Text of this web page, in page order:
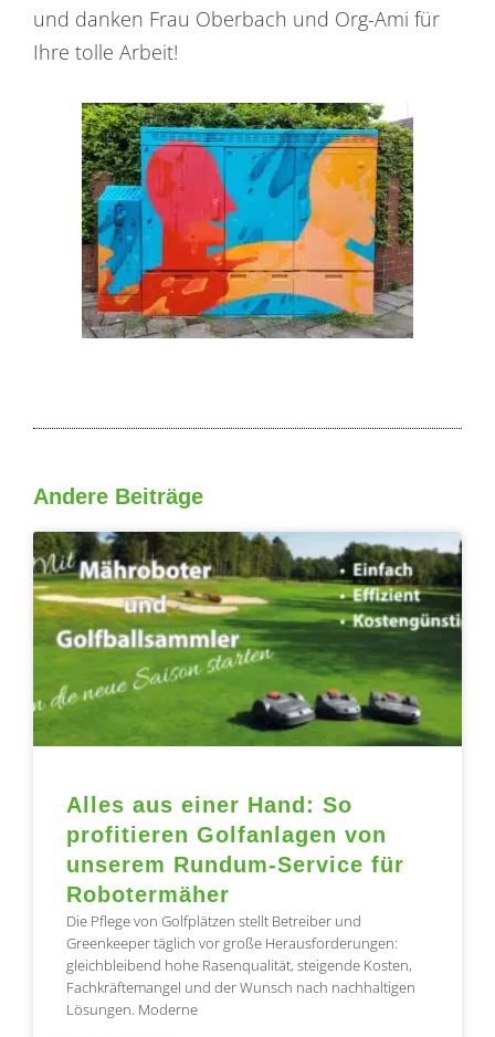
und danken Frau Oberbach und Org-Ami für
Ihre tolle Arbeit!
Andere Beiträge
Alles aus einer Hand: So
profitieren Golfanlagen von
unserem Rundum-Service für
Robotermäher
Die Pflege von Golfplätzen stellt Betreiber und
Greenkeeper täglich vor große Herausforderungen:
gleichbleibend hohe Rasenqualität, steigende Kosten,
Fachkräftemangel und der Wunsch nach nachhaltigen
Lösungen. Moderne
SeiteSeite
SeiteSeiteSeite